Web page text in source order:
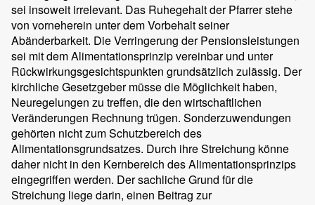
sei insoweit irrelevant. Das Ruhegehalt der Pfarrer stehe
von vorneherein unter dem Vorbehalt seiner
Abänderbarkeit. Die Verringerung der Pensionsleistungen
sei mit dem Alimentationsprinzip vereinbar und unter
Rückwirkungsgesichtspunkten grundsätzlich zulässig. Der
kirchliche Gesetzgeber müsse die Möglichkeit haben,
Neuregelungen zu treffen, die den wirtschaftlichen
Veränderungen Rechnung trügen. Sonderzuwendungen
gehörten nicht zum Schutzbereich des
Alimentationsgrundsatzes. Durch ihre Streichung könne
daher nicht in den Kernbereich des Alimentationsprinzips
eingegriffen werden. Der sachliche Grund für die
Streichung liege darin, einen Beitrag zur